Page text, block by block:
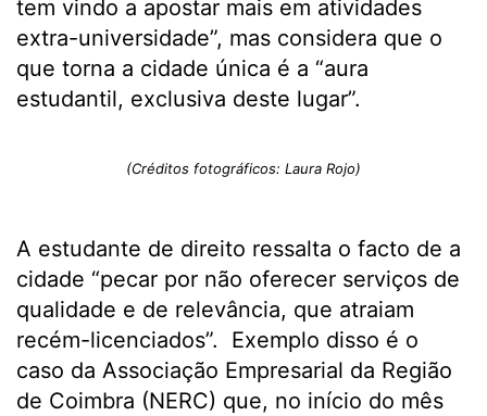
tem vindo a apostar mais em atividades
extra-universidade”, mas considera que o
que torna a cidade única é a “aura
estudantil, exclusiva deste lugar”.
(Créditos fotográficos: Laura Rojo)
A estudante de direito ressalta o facto de a
cidade “pecar por não oferecer serviços de
qualidade e de relevância, que atraiam
recém-licenciados”. Exemplo disso é o
caso da Associação Empresarial da Região
de Coimbra (NERC) que, no início do mês